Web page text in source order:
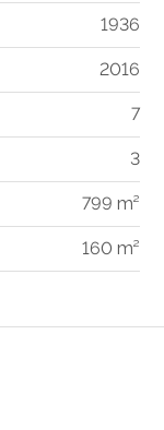
1936
2016
7
3
799 m²
160 m²